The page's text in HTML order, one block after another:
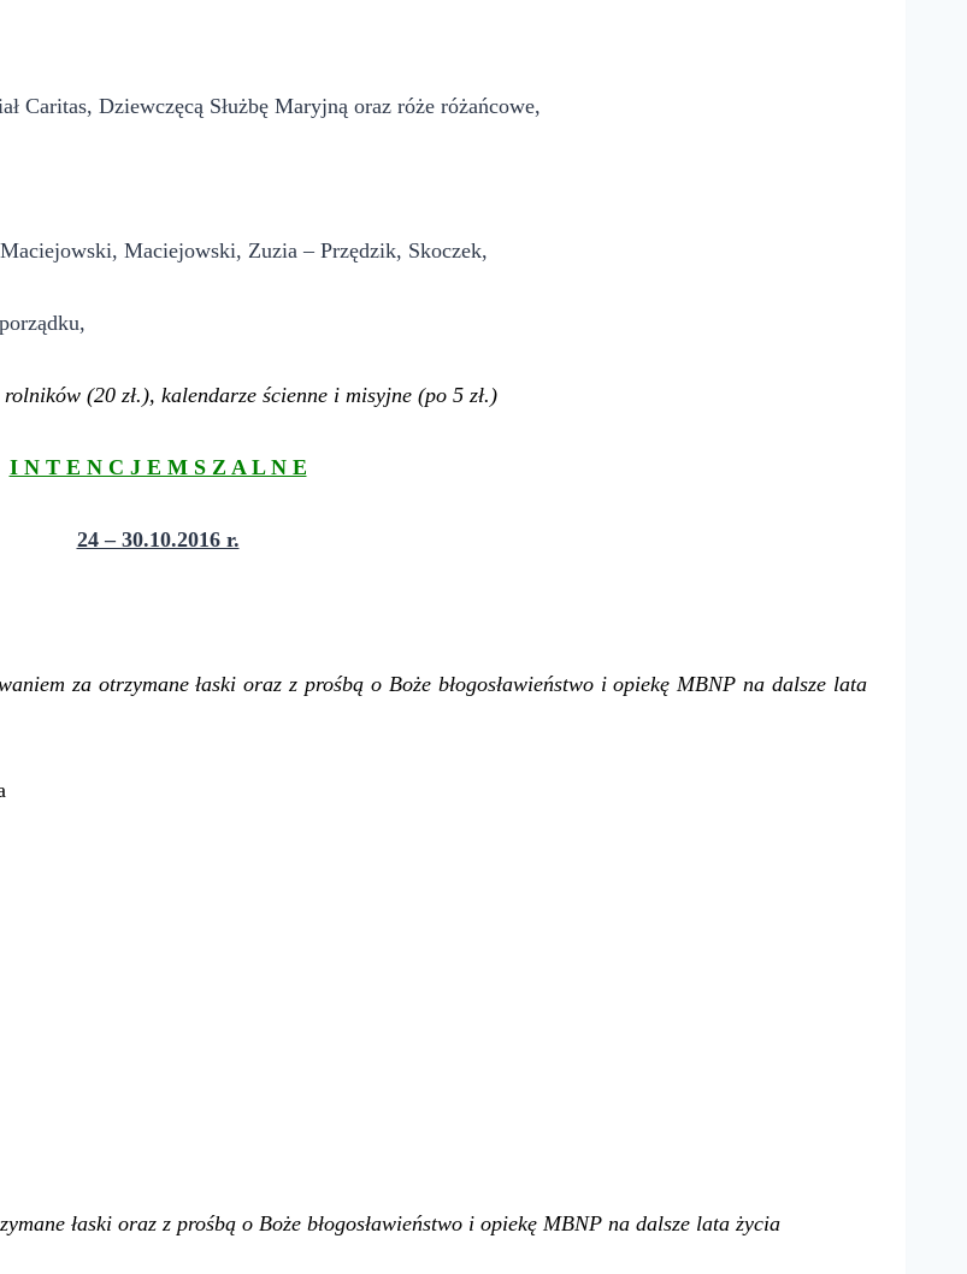
Caritas, Dziewczęcą Służbę Maryjną oraz róże różańcowe,
Maciejowski, Zuzia – Przędzik, Skoczek,
(20 zł.), kalendarze ścienne i misyjne (po 5 zł.)
I N T E N C J E M S Z A L N E
24 – 30.10.2016 r.
za otrzymane łaski oraz z prośbą o Boże błogosławieństwo i opiekę MBNP na dalsze lata
łaski oraz z prośbą o Boże błogosławieństwo i opiekę MBNP na dalsze lata życia